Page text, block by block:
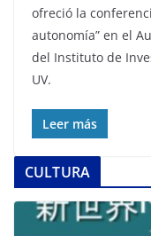
ofreció la
autonomía” en el
del Instituto de
UV.
Leer más
CULTURA